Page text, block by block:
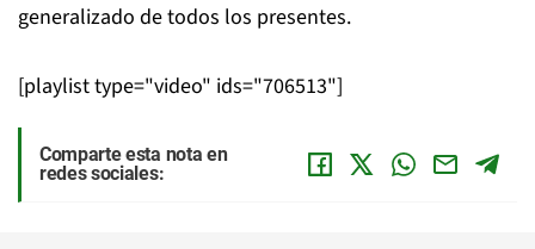
generalizado de todos los presentes.
[playlist type="video" ids="706513"]
Comparte esta nota en
redes sociales: